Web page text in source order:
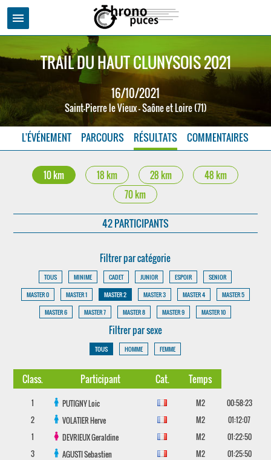
menu
TRAIL DU HAUT CLUNYSOIS 2021
16/10/2021
Saint-Pierre le Vieux - Saône et Loire (71)
L'ÉVÉNEMENT PARCOURS RÉSULTATS COMMENTAIRES
10 km 18 km 28 km
48 km
70 km
42 PARTICIPANTS
Filtrer par catégorie
TOUS MINIME CADET JUNIOR ESPOIR
SENIOR
MASTER 0
MASTER 1 MASTER 2 MASTER 3 MASTER 4
MASTER 5
MASTER 6
MASTER 7 MASTER 8 MASTER 9 MASTER 10
Filtrer par sexe
TOUS HOMME FEMME
Class. Participant Cat. Temps
1 PUTIGNYLoic M2
00:58:23
2
VOLATIERHerve M2
01:12:07
1
DEVRIEUXGeraldine M2
01:22:50
3
AGUSTISebastien M2
01:25:50